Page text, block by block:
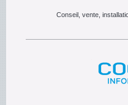
Conseil, vente,